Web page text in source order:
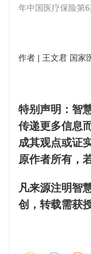
年中国医疗保险第6
作者 | 王文君 国家
特别声明：智
传递更多信息
成其观点或证
原作者所有，
凡来源注明智
创，转载需获